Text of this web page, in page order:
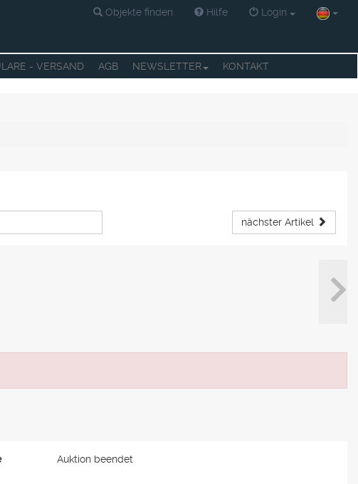
Objekte finden Hilfe Login
- VERSAND AGB NEWSLETTER KONTAKT
nächster Artikel
Auktion beendet